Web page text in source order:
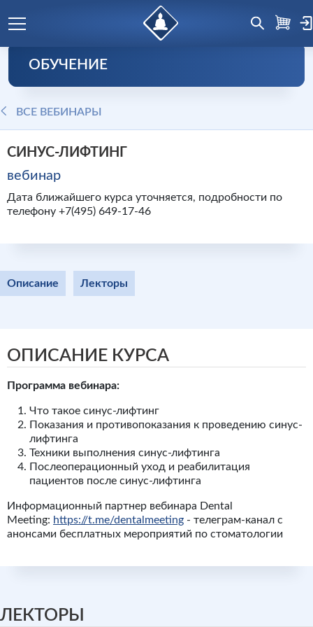
ОБУЧЕНИЕ
ВСЕ ВЕБИНАРЫ
СИНУС-ЛИФТИНГ
вебинар
Дата ближайшего курса уточняется, подробности по
телефону +7(495) 649-17-46
Описание Лекторы
ОПИСАНИЕ КУРСА
Программа вебинара:
Что такое синус-лифтинг
Показания и противопоказания к проведению синус-
лифтинга
Техники выполнения синус-лифтинга
Послеоперационный уход и реабилитация
пациентов после синус-лифтинга
Информационный партнер вебинара Dental
Meeting: https://t.me/dentalmeeting - телеграм-канал с
анонсами бесплатных мероприятий по стоматологии
ЛЕКТОРЫ